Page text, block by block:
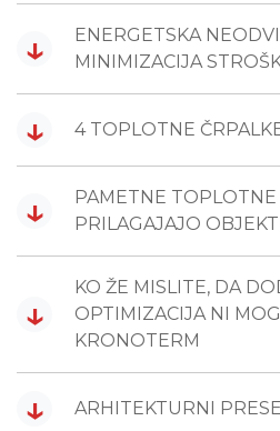
↓
ENERGETSKA
MINIMIZACIJA
↓ 4 TOPLOTNE
↓
PAMETNE TOPLOTNE
PRILAGAJAJO
↓
KO ŽE MISLITE, DA
OPTIMIZACIJA NI
KRONOTERM
↓ ARHITEKTURNI